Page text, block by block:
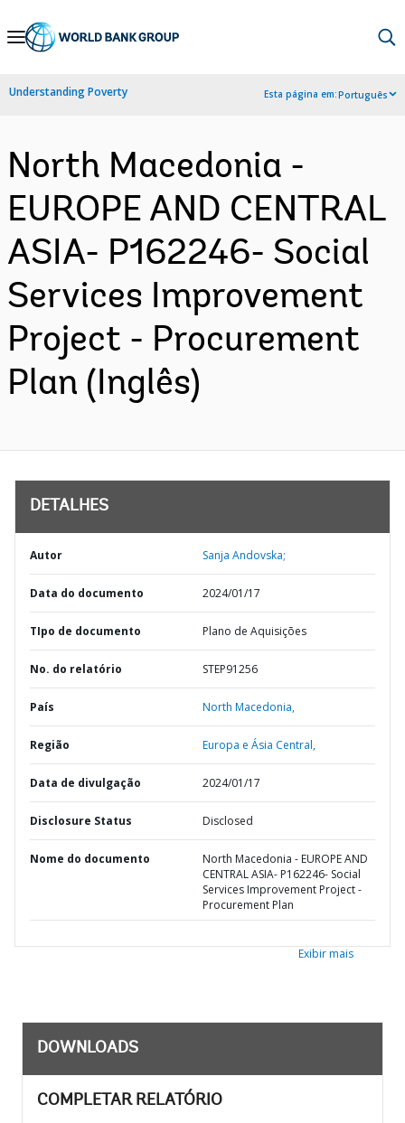
Skip
Navigation
Understanding Poverty Esta página em:Português
North Macedonia -
EUROPE AND CENTRAL
ASIA- P162246- Social
Services Improvement
Project - Procurement
Plan (Inglês)
DETALHES
Autor Sanja Andovska;
Data do documento 2024/01/17
TIpo de documento Plano de Aquisições
No. do relatório STEP91256
País North Macedonia,
Região Europa e Ásia Central,
Data de divulgação 2024/01/17
Disclosure Status Disclosed
Nome do documento
North Macedonia - EUROPE AND
CENTRAL ASIA- P162246- Social
Services Improvement Project -
Procurement Plan
Exibir mais
DOWNLOADS
COMPLETAR RELATÓRIO